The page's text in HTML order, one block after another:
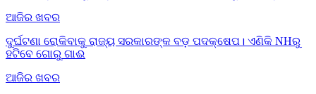
ଆଜିର ଖବର
ଦୁର୍ଘଟଣା ରୋକିବାକୁ ରାଜ୍ୟ ସରକାରଙ୍କ ବଡ଼ ପଦକ୍ଷେପ। ଏଣିକି NHରୁ
ହଟିବେ ଗୋରୁ ଗାଈ
ଆଜିର ଖବର